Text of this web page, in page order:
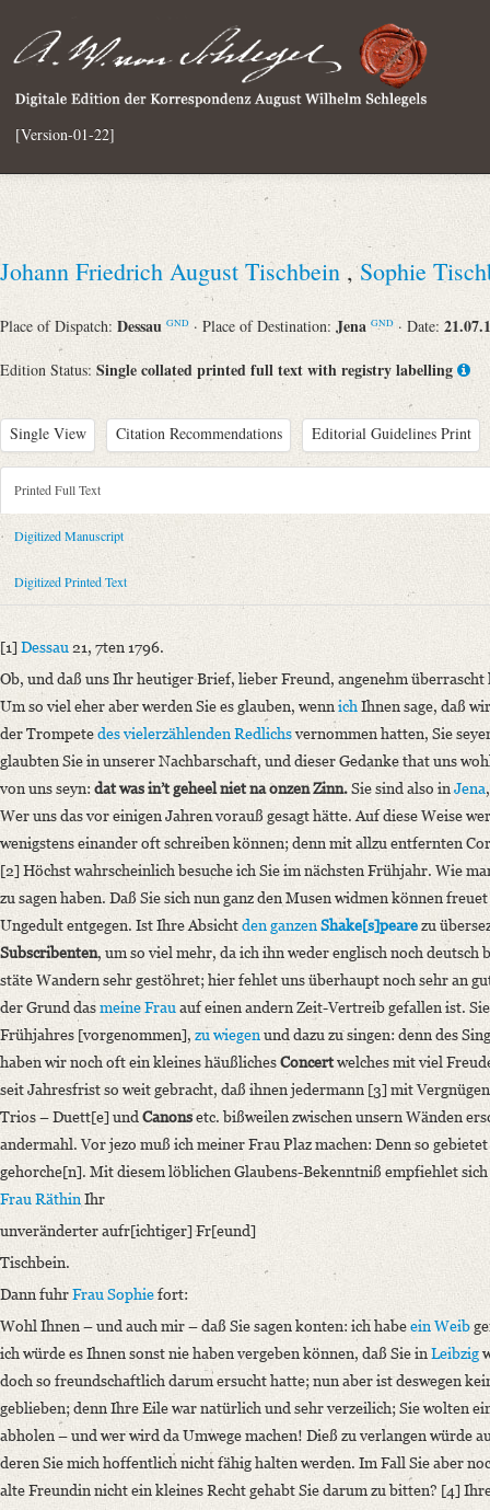
[Version-01-22]
Johann Friedrich August Tischbein ,Sophie
Place of Dispatch: Dessau GND · Place of Destination: Jena GND · Date:
Edition Status: Single collated printed full text with registry labelling
Single View Citation Recommendations Editorial Guidelines Print
Metadata Concerning Header
Sender: Johann Friedrich August Tischbein, Sophie Tischbein
Recipient: August Wilhelm von Schlegel
Place of Dispatch: Dessau
Place of Destination: Jena
Notations: Empfangsort erschlossen.
Printed Text
Bibliography: Fiebiger, Otto: Johann Friedrich August Tischbein und
Schlegel. In: Die Grenzboten. Zeitschrift für Politik, Literatur und
Incipit: „[1] Dessau 21, 7ten 1796.
Ob, und daß uns Ihr heutiger Brief, lieber Freund, angenehm
Manuscript
Provider: Dresden, Sächsische Landesbibliothek - Staats- und
OAI Id: DE-611-36910
Classification Number: Mscr.Dresd.e.90,XIX,Bd.27,Nr.9
Number of Pages: 4 S. auf Doppelbl. u. 1 S., hs. m. U.
Format: 22,9 x 19,1 cm
Language
German
Printed Full Text
Digitized Manuscript
Digitized Printed Text
[1]Dessau 21, 7ten 1796.
Ob, und daß uns Ihr heutiger Brief, lieber Freund, angenehm
Um so viel eher aber werden Sie es glauben, wenn ichIhnen sage, daß
der Trompetedes vielerzählenden Redlichsvernommen hatten, Sie
glaubten Sie in unserer Nachbarschaft, und dieser Gedanke that uns
von uns seyn: dat was in’t geheel niet na onzen Zinn.Sie sind also inJena
Wer uns das vor einigen Jahren vorauß gesagt hätte. Auf diese Weise
wenigstens einander oft schreiben können; denn mit allzu entfernten
[2] Höchst wahrscheinlich besuche ich Sie im nächsten Frühjahr. Wie
zu sagen haben. Daß Sie sich nun ganz den Musen widmen können
Ungedult entgegen. Ist Ihre Absichtden ganzenShake[s]pearezu
Subscribenten, um so viel mehr, da ich ihn weder englisch noch deutsch
stäte Wandern sehr gestöhret; hier fehlet uns überhaupt noch sehr an
der Grund dasmeine Frau auf einen andern Zeit-Vertreib gefallen ist.
Frühjahres [vorgenommen], zu wiegenund dazu zu singen: denn des
haben wir noch oft ein kleines häußlichesConcertwelches mit viel
seit Jahresfrist so weit gebracht, daß ihnen jedermann [3] mit
Trios – Duett[e] und Canonsetc. bißweilen zwischen unsern Wänden
andermahl. Vor jezo muß ich meiner Frau Plaz machen: Denn so
gehorche[n]. Mit diesem löblichen Glaubens-Bekenntniß empfiehlet
Frau RäthinIhr
unveränderter aufr[ichtiger] Fr[eund]
Tischbein.
Dann fuhrFrau Sophiefort:
Wohl Ihnen – und auch mir – daß Sie sagen konten: ich habeein Weib
ich würde es Ihnen sonst nie haben vergeben können, daß Sie inLeibzig
doch so freundschaftlich darum ersucht hatte; nun aber ist deswegen
geblieben; denn Ihre Eile war natürlich und sehr verzeilich; Sie wolten
abholen – und wer wird da Umwege machen! Dieß zu verlangen würde
deren Sie mich hoffentlich nicht fähig halten werden. Im Fall Sie aber
alte Freundin nicht ein kleines Recht gehabt Sie darum zu bitten? [4]